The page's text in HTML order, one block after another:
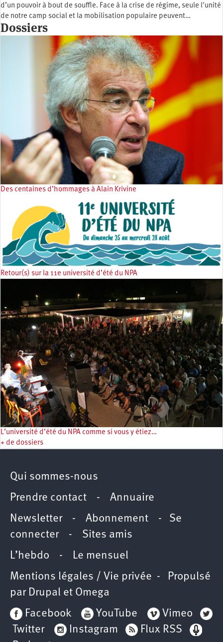
d’un pouvoir à bout de souffle. Face à la crise de régime, seule l'unité
de notre camp social et la mobilisation populaire peuvent…
Dossiers
Des centaines d’hommages à Alain Krivine
Retour(s) sur la 11e université d’été du NPA
L’université d’été du NPA comme si vous y étiez…
+ de dossiers
Qui sommes-nous
Prendre contact - Annuaire
Newsletter - Abonnement - Se
connecter- Sites amis
L’hebdo - Le mensuel
Mentions légales / Vie privée - Propulsé
par Drupal et Omega
Facebook
YouTube
Vimeo
Twitter
Instagram
Flux RSS